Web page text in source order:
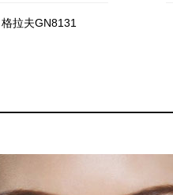
格拉夫GN8131